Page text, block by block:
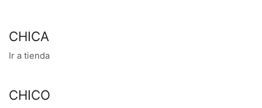
CHICA
Ir a tienda
CHICO